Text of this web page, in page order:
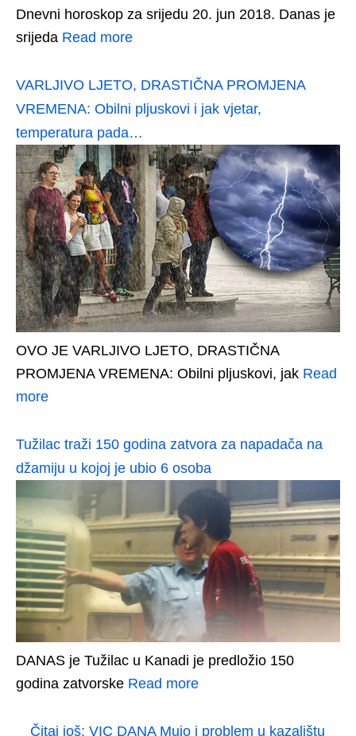
Dnevni horoskop za srijedu 20. jun 2018. Danas je
srijeda Read more
VARLJIVO LJETO, DRASTIČNA PROMJENA
VREMENA: Obilni pljuskovi i jak vjetar,
temperatura pada…
OVO JE VARLJIVO LJETO, DRASTIČNA
PROMJENA VREMENA: Obilni pljuskovi, jak Read
more
Tužilac traži 150 godina zatvora za napadača na
džamiju u kojoj je ubio 6 osoba
DANAS je Tužilac u Kanadi je predložio 150
godina zatvorske Read more
Čitaj još: VIC DANA Mujo i problem u kazalištu